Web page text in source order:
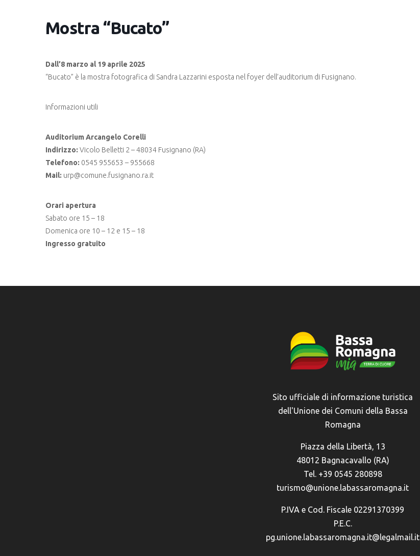
Mostra “Bucato”
Dall’8 marzo al 19 aprile 2025
“Bucato” è la mostra fotografica di Sandra Lazzarini esposta nel foyer dell’auditorium di Fusignano.
Informazioni utili
Auditorium Arcangelo Corelli
Indirizzo: Vicolo Belletti 2 – 48034 Fusignano (RA)
Telefono: 0545 955653 – 955668
Mail: urp@comune.fusignano.ra.it
Orari apertura
Sabato ore 15 – 18
Domenica ore 10 – 12 e 15 – 18
Ingresso gratuito
Sito ufficiale di informazione turistica
dell'Unione dei Comuni della Bassa
Romagna
Piazza della Libertà, 13
48012 Bagnacavallo (RA)
Tel. +39 0545 280898
turismo@unione.labassaromagna.it
P.IVA e Cod. Fiscale 02291370399
P.E.C.
pg.unione.labassaromagna.it@legalmail.it